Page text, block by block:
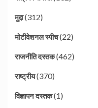
मुद्दा(312)
मोटीवेशनल स्पीच(22)
राजनीति दस्तक(462)
राष्ट्रीय(370)
विज्ञापन दस्तक(1)